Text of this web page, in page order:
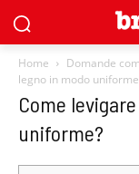
Home Domande
legno in modo
Come
uniforme?